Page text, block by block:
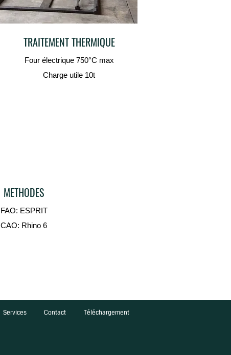
TRAITEMENT THERMIQUE
Four électrique 750°C max
Charge utile 10t
METHODES
FAO: ESPRIT
CAO: Rhino 6
Services Contact Téléchargement